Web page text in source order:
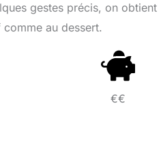
gestes précis, on obtient
au dessert.
€€